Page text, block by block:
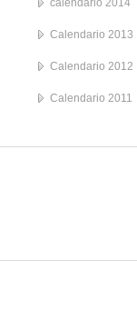
calendario 2014
Calendario 2013
Calendario 2012
Calendario 2011